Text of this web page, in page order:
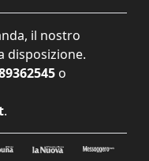
il nostro
disposizione.
o
.